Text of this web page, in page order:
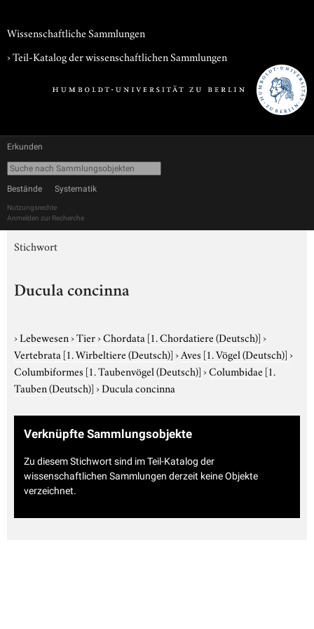
Wissenschaftliche Sammlungen
› Teil-Katalog der wissenschaftlichen Sammlungen
Erkunden
Bestände Systematik
Nutzungsrechte
Anmelden zur Recherche
Stichwort
Ducula concinna
›Lebewesen›Tier›Chordata [1. Chordatiere (Deutsch)]›
Vertebrata [1. Wirbeltiere (Deutsch)]›Aves [1. Vögel (Deutsch)]›
Columbiformes [1. Taubenvögel (Deutsch)]›Columbidae [1.
Tauben (Deutsch)]›Ducula concinna
Verknüpfte Sammlungsobjekte
Zu diesem Stichwort sind im Teil-Katalog der
wissenschaftlichen Sammlungen derzeit keine Objekte
verzeichnet.